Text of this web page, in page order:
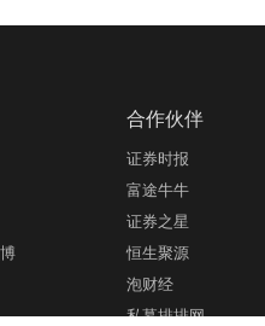
合作伙伴
证券时报
富途牛牛
证券之星
恒生聚源
泡财经
私募排排网